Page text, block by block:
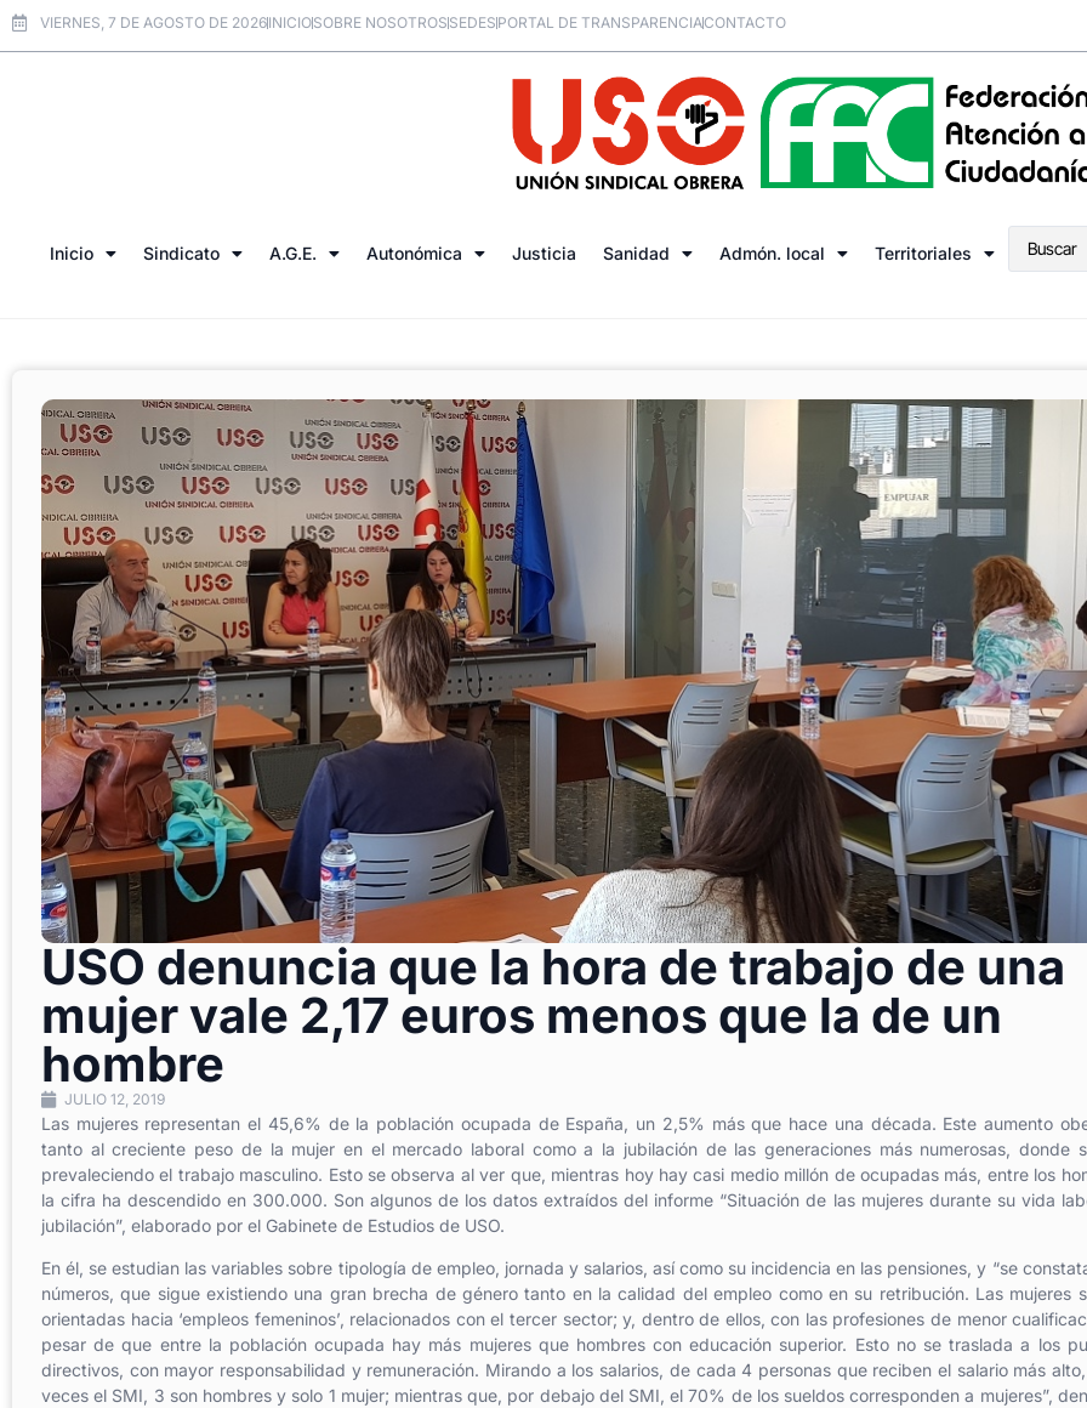
VIERNES, 7 DE AGOSTO DE 2026INICIOSOBRE NOSOTROSSEDESPORTAL DE TRANSPARENCIACONTACTO
Inicio Sindicato A.G.E. Autonómica Justicia Sanidad Admón. local Territoriales
USO denuncia que la hora de trabajo de una
mujer vale 2,17 euros menos que la de un
hombre
JULIO 12, 2019
Las mujeres representan el 45,6% de la población ocupada de España, un 2,5% más que hace una década. Este aumento
tanto al creciente peso de la mujer en el mercado laboral como a la jubilación de las generaciones más numerosas, donde
prevaleciendo el trabajo masculino. Esto se observa al ver que, mientras hoy hay casi medio millón de ocupadas más, entre los
la cifra ha descendido en 300.000. Son algunos de los datos extraídos del informe “Situación de las mujeres durante su vida
jubilación”, elaborado por el Gabinete de Estudios de USO.
En él, se estudian las variables sobre tipología de empleo, jornada y salarios, así como su incidencia en las pensiones, y “se
números, que sigue existiendo una gran brecha de género tanto en la calidad del empleo como en su retribución. Las mujeres
orientadas hacia ‘empleos femeninos’, relacionados con el tercer sector; y, dentro de ellos, con las profesiones de menor
pesar de que entre la población ocupada hay más mujeres que hombres con educación superior. Esto no se traslada a los
directivos, con mayor responsabilidad y remuneración. Mirando a los salarios, de cada 4 personas que reciben el salario más
veces el SMI, 3 son hombres y solo 1 mujer; mientras que, por debajo del SMI, el 70% de los sueldos corresponden a mujeres”,